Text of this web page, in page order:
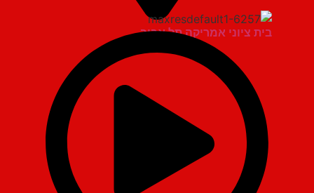
בית ציוני אמריקה תל אביב